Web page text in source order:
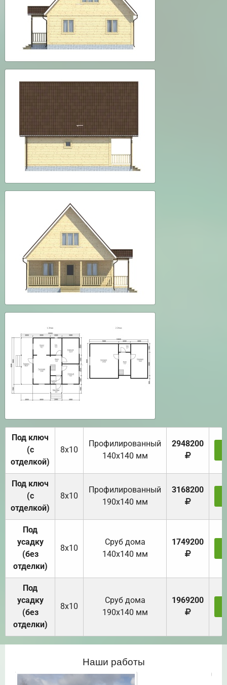
Под ключ
(с
отделкой)
8х10
Профилированный
140х140 мм
2948200
Под ключ
(с
отделкой)
8х10
Профилированный
190х140 мм
3168200
Под
усадку
(без
отделки)
8х10
Cруб дома
140х140 мм
1749200
Под
усадку
(без
отделки)
8х10
Cруб дома
190х140 мм
1969200
Наши работы